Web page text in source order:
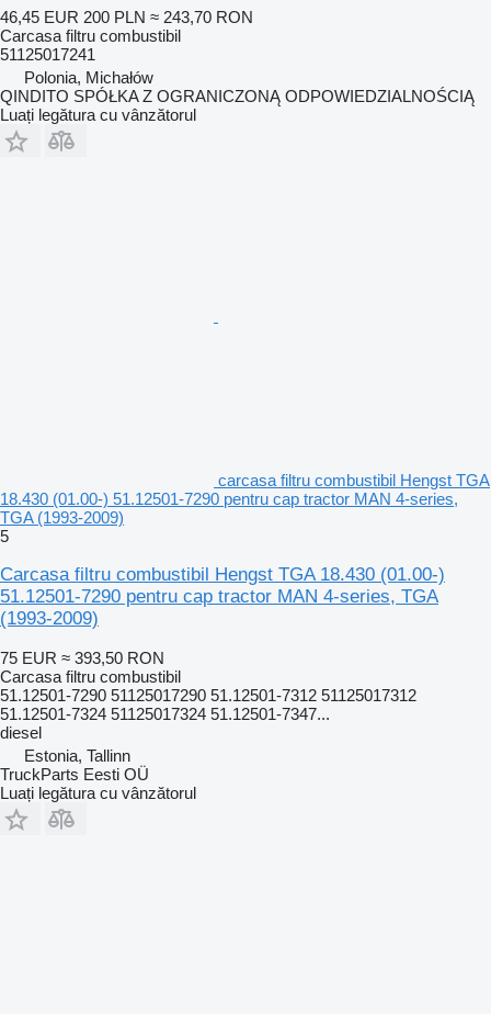
46,45 EUR 200 PLN ≈ 243,70 RON
Carcasa filtru combustibil
51125017241
Polonia, Michałów
QINDITO SPÓŁKA Z OGRANICZONĄ ODPOWIEDZIALNOŚCIĄ
Luați legătura cu vânzătorul
carcasa filtru combustibil Hengst TGA
18.430 (01.00-) 51.12501-7290 pentru cap tractor MAN 4-series,
TGA (1993-2009)
5
Carcasa filtru combustibil Hengst TGA 18.430 (01.00-)
51.12501-7290 pentru cap tractor MAN 4-series, TGA
(1993-2009)
75 EUR ≈ 393,50 RON
Carcasa filtru combustibil
51.12501-7290 51125017290 51.12501-7312 51125017312
51.12501-7324 51125017324 51.12501-7347...
diesel
Estonia, Tallinn
TruckParts Eesti OÜ
Luați legătura cu vânzătorul